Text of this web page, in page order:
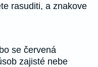
rasuditi, a znakove
se červená
zajisté nebe